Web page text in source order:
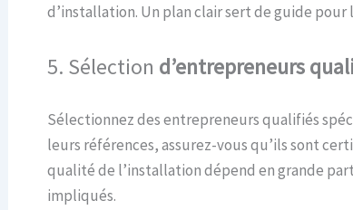
d’installation. Un plan clair sert de guide
5. Sélection d’entrepreneursq
Sélectionnez des entrepreneurs qualifiés
leurs références, assurez-vous qu’ils sont
qualité de l’installation dépend en grande
impliqués.